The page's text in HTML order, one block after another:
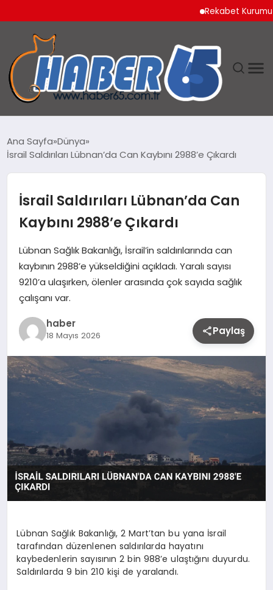
Rekabet Kurumu
TEKNOLOJI
Ana Sayfa Dünya
İsrail Saldırıları Lübnan’da Can Kaybını 2988’e Çıkardı
İsrail Saldırıları Lübnan’da Can
Kaybını 2988’e Çıkardı
Lübnan Sağlık Bakanlığı, İsrail’in saldırılarında can
kaybının 2988’e yükseldiğini açıkladı. Yaralı sayısı
9210’a ulaşırken, ölenler arasında çok sayıda sağlık
çalışanı var.
haber
18 Mayıs 2026 Paylaş
Lübnan Sağlık Bakanlığı, 2 Mart’tan bu yana İsrail
tarafından düzenlenen saldırılarda hayatını
kaybedenlerin sayısının 2 bin 988’e ulaştığını duyurdu.
Saldırılarda 9 bin 210 kişi de yaralandı.